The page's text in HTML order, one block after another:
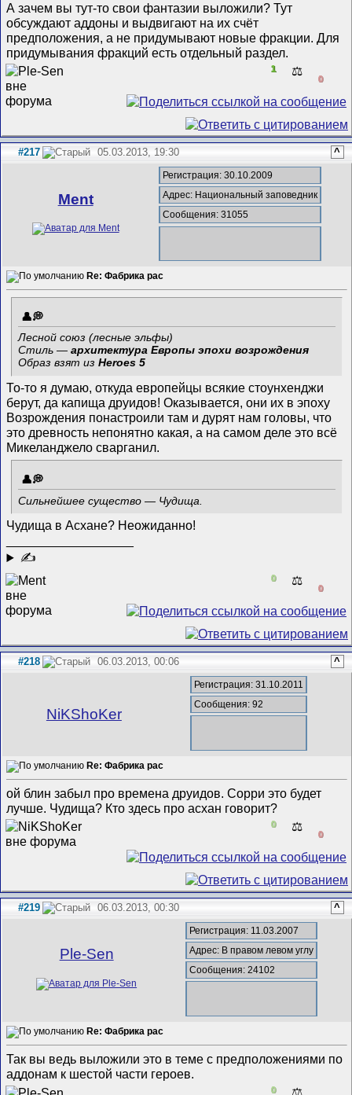
А зачем вы тут-то свои фантазии выложили? Тут
обсуждают аддоны и выдвигают на их счёт
предположения, а не придумывают новые фракции. Для
придумывания фракций есть отдельный раздел.
1 ⚖️
0
#217 05.03.2013, 19:30 ^
Ment
Регистрация: 30.10.2009
Адрес: Национальный заповедник
Сообщения: 31055
Re: Фабрика рас
Лесной союз (лесные эльфы)
Стиль —архитектура Европы эпохи возрождения
Образ взят изHeroes 5
То-то я думаю, откуда европейцы всякие стоунхенджи
берут, да капища друидов! Оказывается, они их в эпоху
Возрождения понастроили там и дурят нам головы, что
это древность непонятно какая, а на самом деле это всё
Микеланджело сварганил.
Сильнейшее существо — Чудища.
Чудища в Асхане? Неожиданно!
✍
0 ⚖️
0
#218 06.03.2013, 00:06 ^
NiKShoKer
Регистрация: 31.10.2011
Сообщения: 92
Re: Фабрика рас
ой блин забыл про времена друидов. Сорри это будет
лучше. Чудища? Кто здесь про асхан говорит?
0 ⚖️
0
#219 06.03.2013, 00:30 ^
Ple-Sen
Регистрация: 11.03.2007
Адрес: В правом левом углу
Сообщения: 24102
Re: Фабрика рас
Так вы ведь выложили это в теме с предположениями по
аддонам к шестой части героев.
0